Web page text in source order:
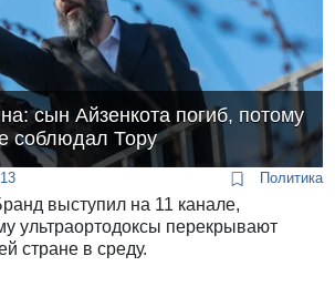
сын Айзенкота погиб, потому
соблюдал Тору
Политика
выступил на 11 канале,
ультраортодоксы перекрывают
стране в среду.